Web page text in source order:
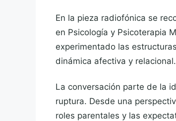
En la pieza radiofónica se
en Psicología y Psicoterapia
experimentado las
dinámica afectiva y relacional.
La conversación parte de la
ruptura. Desde una
roles parentales y las